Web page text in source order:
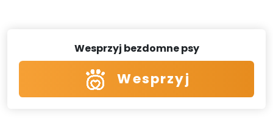
Wesprzyj bezdomne psy
Wesprzyj